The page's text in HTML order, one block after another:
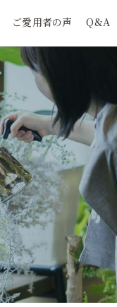
ご愛用者の声 Q&A